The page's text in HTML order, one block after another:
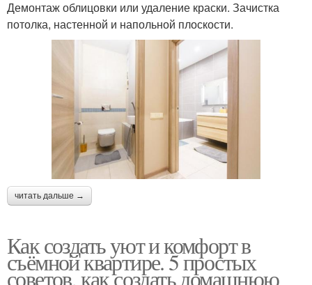
Демонтаж облицовки или удаление краски. Зачистка
потолка, настенной и напольной плоскости.
читать дальше →
Как создать уют и комфорт в
съёмной квартире. 5 простых
советов, как создать домашнюю